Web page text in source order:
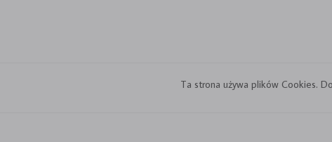
Ta strona używa plików Cookies.